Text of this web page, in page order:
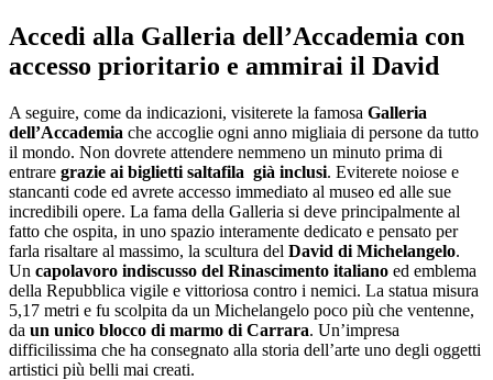
Accedi alla Galleria dell’Accademia con
accesso prioritario e ammirai il David
A seguire, come da indicazioni, visiterete la famosa Galleria
dell’Accademia che accoglie ogni anno migliaia di persone da tutto
il mondo. Non dovrete attendere nemmeno un minuto prima di
entrare grazie ai biglietti saltafila già inclusi. Eviterete noiose e
stancanti code ed avrete accesso immediato al museo ed alle sue
incredibili opere. La fama della Galleria si deve principalmente al
fatto che ospita, in uno spazio interamente dedicato e pensato per
farla risaltare al massimo, la scultura del David di Michelangelo.
Un capolavoro indiscusso del Rinascimento italiano ed emblema
della Repubblica vigile e vittoriosa contro i nemici. La statua misura
5,17 metri e fu scolpita da un Michelangelo poco più che ventenne,
da un unico blocco di marmo di Carrara. Un’impresa
difficilissima che ha consegnato alla storia dell’arte uno degli oggetti
artistici più belli mai creati.